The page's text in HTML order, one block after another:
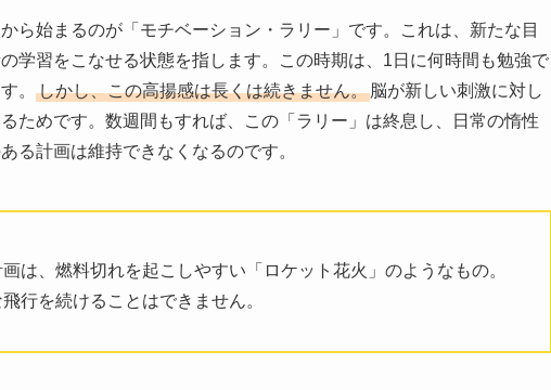
ら始まるのが「モチベーション・ラリー」です。これは、新たな目
学習をこなせる状態を指します。この時期は、1日に何時間も勉強で
。
しかし、この高揚感は長くは続きません。 脳が新しい刺激に対し
ためです。数週間もすれば、この「ラリー」は終息し、日常の惰性
る計画は維持できなくなるのです。
は、燃料切れを起こしやすい「ロケット花火」のようなもの。
行を続けることはできません。